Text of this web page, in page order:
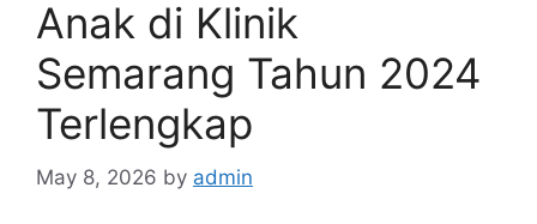
Anak di Klinik
Semarang Tahun 2024
Terlengkap
May 8, 2026 by admin